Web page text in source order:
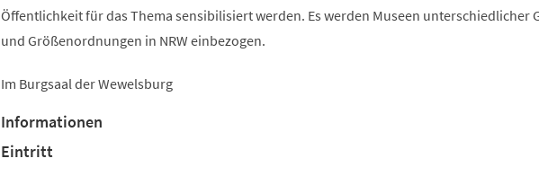
Öffentlichkeit für das Thema sensibilisiert werden. Es werden Museen unterschiedlicher
und Größenordnungen in NRW einbezogen.
Im Burgsaal der Wewelsburg
Informationen
Eintritt